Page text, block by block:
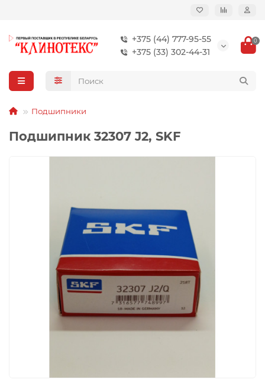
+375 (44) 777-95-55
+375 (33) 302-44-31
0
Подшипники
Подшипник 32307 J2, SKF